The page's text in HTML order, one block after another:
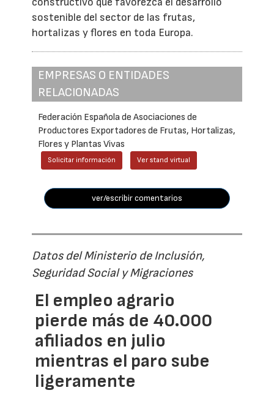
sostenible del sector de las frutas,
hortalizas y flores en toda Europa.
EMPRESAS O ENTIDADES
RELACIONADAS
Federación Española de Asociaciones de
Productores Exportadores de Frutas, Hortalizas,
Flores y Plantas Vivas
Solicitar información Ver stand virtual
ver/escribir comentarios
Datos del Ministerio de Inclusión,
Seguridad Social y Migraciones
El empleo agrario
pierde más de 40.000
afiliados en julio
mientras el paro sube
ligeramente